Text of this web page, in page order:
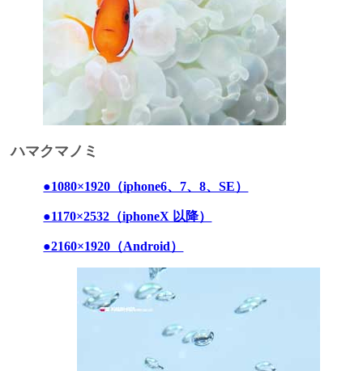
ハマクマノミ
●1080×1920（iphone6、7、8、SE）
●1170×2532（iphoneX 以降）
●2160×1920（Android）